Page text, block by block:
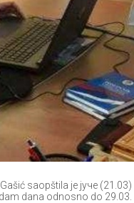
saopštila je јуче
dana odnosno do